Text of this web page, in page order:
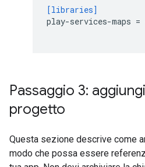
[libraries]
play-services-maps =
Passaggio 3:
progetto
Questa sezione descrive come
modo che possa essere